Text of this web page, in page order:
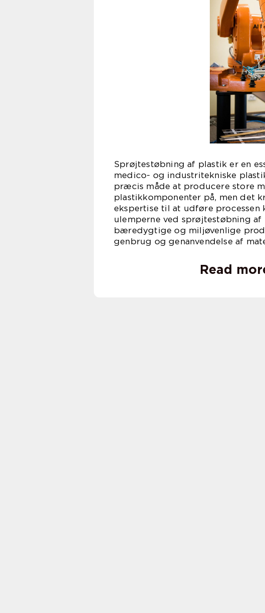
Sprøjtestøbning af plastik er en
medico- og industritekniske
præcis måde at producere store
plastikkomponenter på, men det
ekspertise til at udføre processen
ulemperne ved sprøjtestøbning
bæredygtige og miljøvenlige
genbrug og genanvendelse af
Read